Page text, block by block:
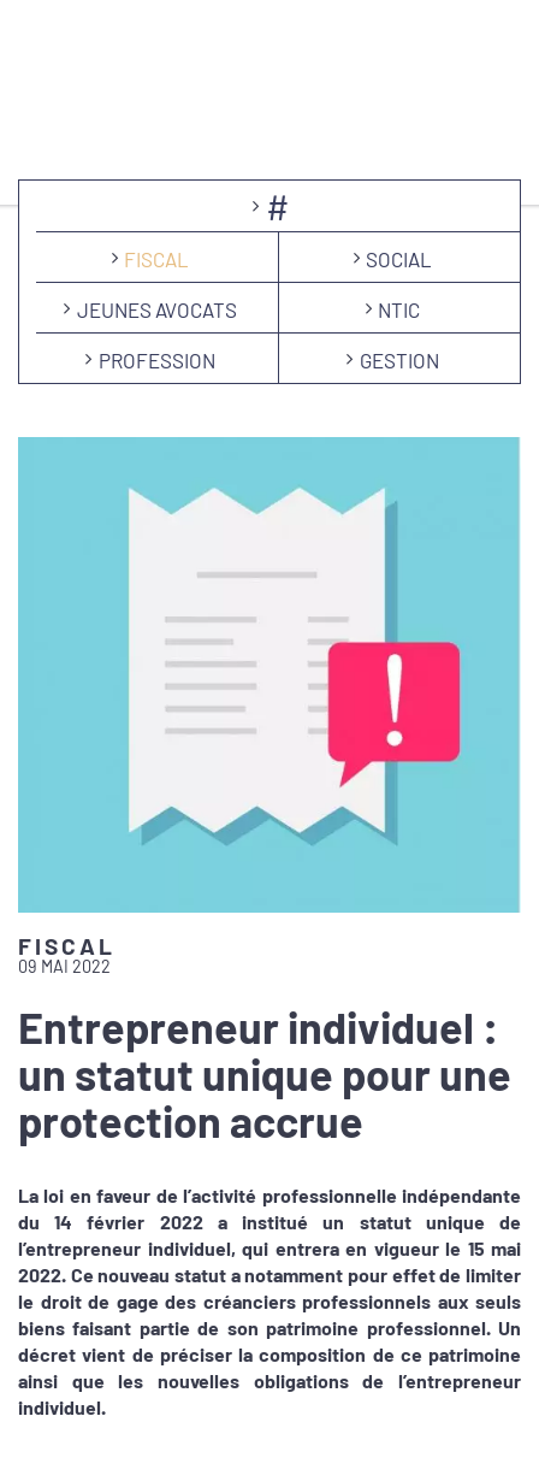
#
FISCAL SOCIAL
JEUNES AVOCATS NTIC
PROFESSION GESTION
FISCAL
09 MAI 2022
Entrepreneur individuel :
un statut unique pour une
protection accrue
La loi en faveur de l’activité professionnelle indépendante
du 14 février 2022 a institué un statut unique de
l’entrepreneur individuel, qui entrera en vigueur le 15 mai
2022. Ce nouveau statut a notamment pour effet de limiter
le droit de gage des créanciers professionnels aux seuls
biens faisant partie de son patrimoine professionnel. Un
décret vient de préciser la composition de ce patrimoine
ainsi que les nouvelles obligations de l’entrepreneur
individuel.